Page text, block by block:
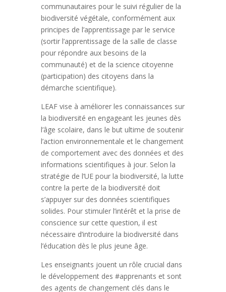
communautaires pour le suivi régulier de la
biodiversité végétale, conformément aux
principes de l’apprentissage par le service
(sortir l’apprentissage de la salle de classe
pour répondre aux besoins de la
communauté) et de la science citoyenne
(participation) des citoyens dans la
démarche scientifique).
LEAF vise à améliorer les connaissances sur
la biodiversité en engageant les jeunes dès
l’âge scolaire, dans le but ultime de soutenir
l’action environnementale et le changement
de comportement avec des données et des
informations scientifiques à jour. Selon la
stratégie de l’UE pour la biodiversité, la lutte
contre la perte de la biodiversité doit
s’appuyer sur des données scientifiques
solides. Pour stimuler l’intérêt et la prise de
conscience sur cette question, il est
nécessaire d’introduire la biodiversité dans
l’éducation dès le plus jeune âge.
Les enseignants jouent un rôle crucial dans
le développement des #apprenants et sont
des agents de changement clés dans le